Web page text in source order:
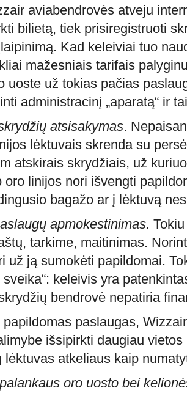
aviabendrovės atveju
bilietą, tiek prisiregistruoti
Kad keleiviai tuo
mažesniais tarifais
uoste už tokias pačias
administracinį „aparatą“ ir
atsisakymas.
lėktuvais skrenda su
atskirais skrydžiais, už
oro linijos nori išvengti
bagažo ar į lėktuvą
apmokestinimas.
tarkime, maitinimas.
už ją sumokėti papildomai.
keleivis yra
bendrovė nepatiria
paslaugas,
išsipirkti daugiau
lėktuvas atkeliaus kaip
oro uosto bei